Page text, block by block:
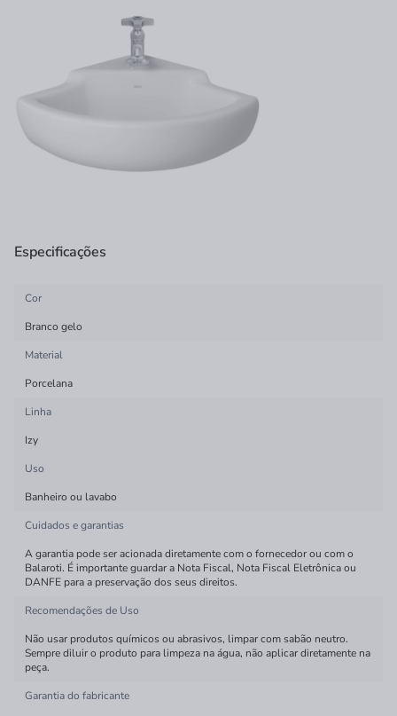
Especificações
Cor
Branco gelo
Material
Porcelana
Linha
Izy
Uso
Banheiro ou lavabo
Cuidados e garantias
A garantia pode ser acionada diretamente com o fornecedor ou com o
Balaroti. É importante guardar a Nota Fiscal, Nota Fiscal Eletrônica ou
DANFE para a preservação dos seus direitos.
Recomendações de Uso
Não usar produtos químicos ou abrasivos, limpar com sabão neutro.
Sempre diluir o produto para limpeza na água, não aplicar diretamente na
peça.
Garantia do fabricante